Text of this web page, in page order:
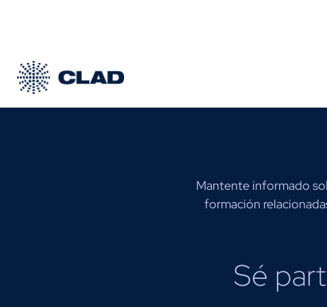
Mantente informado
formación
Sé